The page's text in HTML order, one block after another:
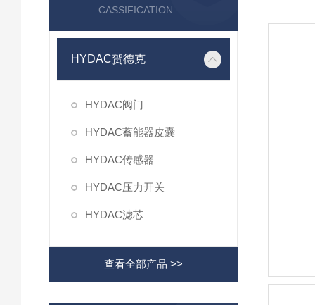
CASSIFICATION
HYDAC贺德克
HYDAC阀门
HYDAC蓄能器皮囊
HYDAC传感器
HYDAC压力开关
HYDAC滤芯
查看全部产品 >>